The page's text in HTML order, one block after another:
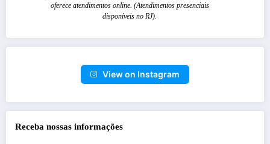
oferece atendimentos online. (Atendimentos presenciais
disponíveis no RJ).
View on Instagram
Receba nossas informações